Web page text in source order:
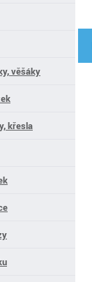
věšáky
křesla